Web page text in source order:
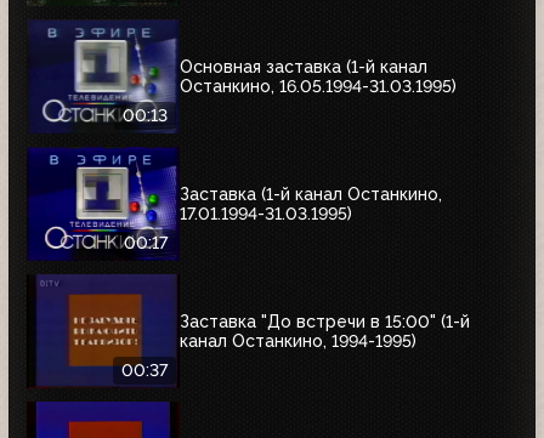
00:13
Основная заставка (1-й канал
Останкино, 16.05.1994-31.03.1995)
00:17
Заставка (1-й канал Останкино,
17.01.1994-31.03.1995)
00:37
Заставка "До встречи в 15:00" (1-й
канал Останкино, 1994-1995)